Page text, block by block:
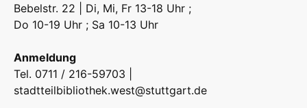
Bebelstr. 22 | Di, Mi, Fr 13-18 Uhr ;
Do 10-19 Uhr ; Sa 10-13 Uhr
Anmeldung
Tel. 0711 / 216-59703 |
stadtteilbibliothek.west@stuttgart.de